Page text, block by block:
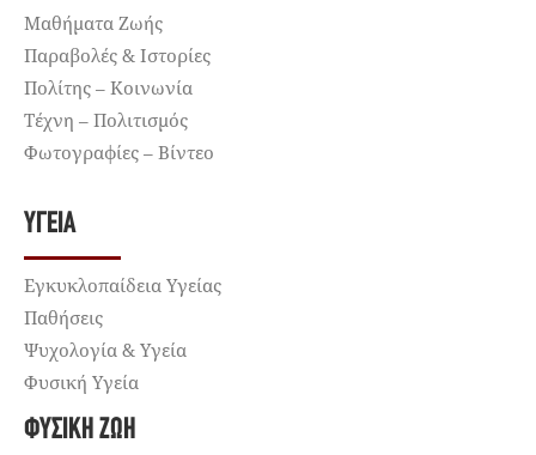
Μαθήματα Ζωής
Παραβολές & Ιστορίες
Πολίτης – Κοινωνία
Τέχνη – Πολιτισμός
Φωτογραφίες – Βίντεο
ΥΓΕΊΑ
Εγκυκλοπαίδεια Υγείας
Παθήσεις
Ψυχολογία & Υγεία
Φυσική Υγεία
ΦΥΣΙΚΉ ΖΩΉ